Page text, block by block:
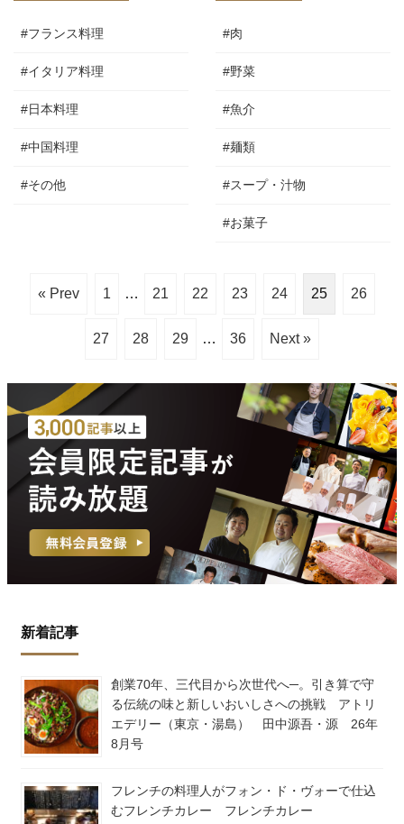
#フランス料理
#イタリア料理
#日本料理
#中国料理
#その他
#肉
#野菜
#魚介
#麺類
#スープ・汁物
#お菓子
« Prev 1 … 21 22 23 24 25 26
27 28 29 … 36 Next »
新着記事
創業70年、三代目から次世代へ─。引き算で守
る伝統の味と新しいおいしさへの挑戦 アトリ
エデリー（東京・湯島） 田中源吾・源 26年
8月号
フレンチの料理人がフォン・ド・ヴォーで仕込
むフレンチカレー フレンチカレー